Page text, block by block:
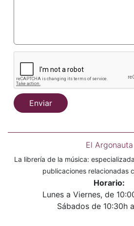
Enviar
El Argonauta
La librería de la música:
publicaciones relacionadas
Horario:
Lunes a Viernes, de
Sábados de 10:30h